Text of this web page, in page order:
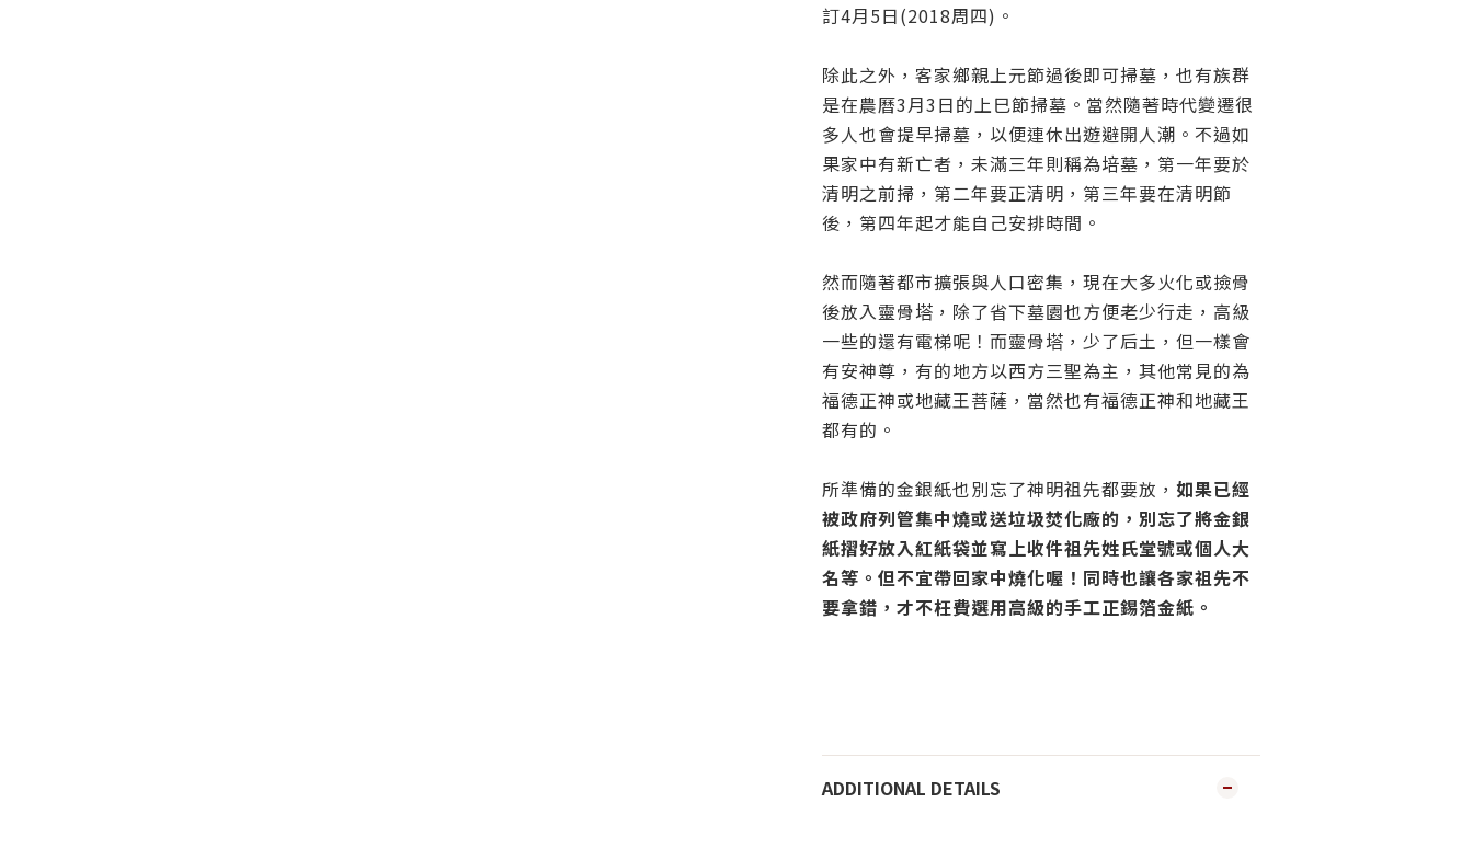
訂4月5日(2018周四)。
除此之外，客家鄉親上元節過後即可掃墓，也有族群
是在農曆3月3日的上巳節掃墓。當然隨著時代變遷很
多人也會提早掃墓，以便連休出遊避開人潮。不過如
果家中有新亡者，未滿三年則稱為培墓，第一年要於
清明之前掃，第二年要正清明，第三年要在清明節
後，第四年起才能自己安排時間。
然而隨著都市擴張與人口密集，現在大多火化或撿骨
後放入靈骨塔，除了省下墓園也方便老少行走，高級
一些的還有電梯呢！而靈骨塔，少了后土，但一樣會
有安神尊，有的地方以西方三聖為主，其他常見的為
福德正神或地藏王菩薩，當然也有福德正神和地藏王
都有的。
所準備的金銀紙也別忘了神明祖先都要放， 如果已經
被政府列管集中燒或送垃圾焚化廠的，別忘了將金銀
紙摺好放入紅紙袋並寫上收件祖先姓氏堂號或個人大
名等。但不宜帶回家中燒化喔！同時也讓各家祖先不
要拿錯，才不枉費選用高級的手工正錫箔金紙。
ADDITIONAL DETAILS